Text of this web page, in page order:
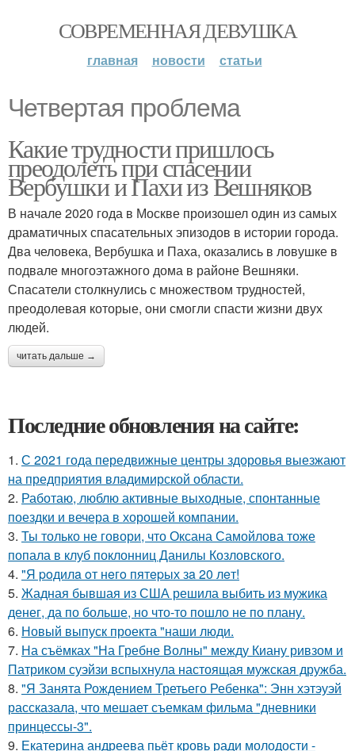
СОВРЕМЕННАЯ ДЕВУШКА
главная новости статьи
Четвертая проблема
Какие трудности пришлось
преодолеть при спасении
Вербушки и Пахи из Вешняков
В начале 2020 года в Москве произошел один из самых
драматичных спасательных эпизодов в истории города.
Два человека, Вербушка и Паха, оказались в ловушке в
подвале многоэтажного дома в районе Вешняки.
Спасатели столкнулись с множеством трудностей,
преодолевая которые, они смогли спасти жизни двух
людей.
читать дальше →
Последние обновления на сайте:
1. С 2021 года передвижные центры здоровья выезжают
на предприятия владимирской области.
2. Работаю, люблю активные выходные, спонтанные
поездки и вечера в хорошей компании.
3. Ты только не говори, что Оксана Самойлова тоже
попала в клуб поклонниц Данилы Козловского.
4. "Я poдилa oт нeгo пятepых зa 20 лeт!
5. Жадная бывшая из США решила выбить из мужика
денег, да по больше, но что-то пошло не по плану.
6. Новый выпуск проекта "наши люди.
7. На съёмках "На Гребне Волны" между Киану ривзом и
Патриком суэйзи вспыхнула настоящая мужская дружба.
8. "Я Занята Рождением Третьего Ребенка": Энн хэтэуэй
рассказала, что мешает съемкам фильма "дневники
принцессы-3".
9. Екатерина андреева пьёт кровь ради молодости -